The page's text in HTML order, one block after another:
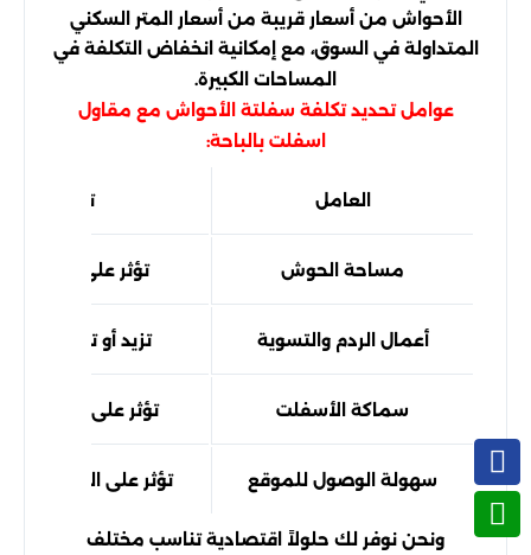
الأحواش من أسعار قريبة من أسعار المتر السكني
المتداولة في السوق، مع إمكانية انخفاض التكلفة في
المساحات الكبيرة.
عوامل تحديد تكلفة سفلتة الأحواش مع مقاول
اسفلت بالباحة:
العامل تأثيره
مساحة الحوش تؤثر على سعر
أعمال الردم والتسوية تزيد أو تقلل
سماكة الأسفلت تؤثر على كمية
سهولة الوصول للموقع تؤثر على النقل
ونحن نوفر لك حلولاً اقتصادية تناسب مختلف